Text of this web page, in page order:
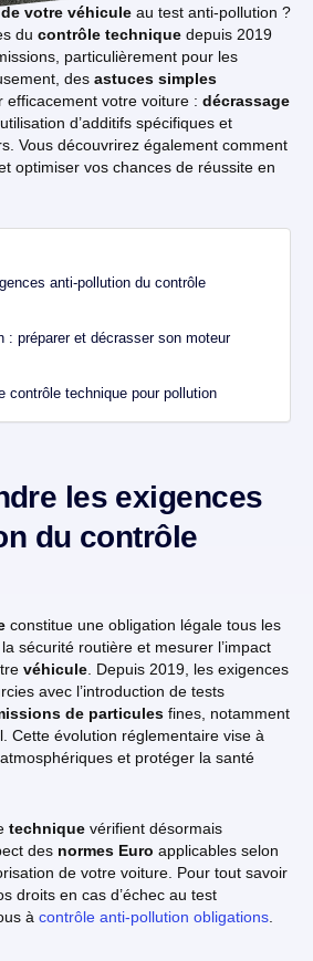
votre véhicule au test anti-pollution ?
du contrôle technique depuis 2019
particulièrement pour les
des astuces simples
efficacement votre voiture : décrassage
, utilisation d’additifs spécifiques et
Vous découvrirez également comment
optimiser vos chances de réussite en
anti-pollution du contrôle
: préparer et décrasser son moteur
contrôle technique pour pollution
les exigences
du contrôle
constitue une obligation légale tous les
sécurité routière et mesurer l’impact
véhicule . Depuis 2019, les exigences
avec l’introduction de tests
de particules fines, notamment
Cette évolution réglementaire vise à
atmosphériques et protéger la santé
technique vérifient désormais
des normes Euro applicables selon
de votre voiture. Pour tout savoir
droits en cas d’échec au test
à contrôle anti-pollution obligations